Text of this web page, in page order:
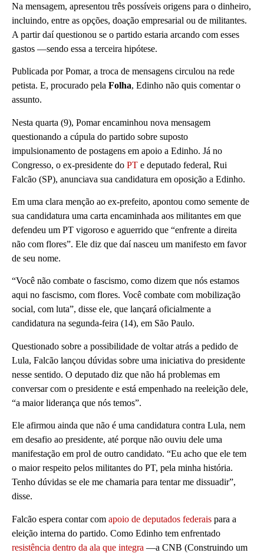
Na mensagem, apresentou três possíveis origens para o dinheiro,
incluindo, entre as opções, doação empresarial ou de militantes.
A partir daí questionou se o partido estaria arcando com esses
gastos —sendo essa a terceira hipótese.
Publicada por Pomar, a troca de mensagens circulou na rede
petista. E, procurado pela Folha, Edinho não quis comentar o
assunto.
Nesta quarta (9), Pomar encaminhou nova mensagem
questionando a cúpula do partido sobre suposto
impulsionamento de postagens em apoio a Edinho. Já no
Congresso, o ex-presidente do PT e deputado federal, Rui
Falcão (SP), anunciava sua candidatura em oposição a Edinho.
Em uma clara menção ao ex-prefeito, apontou como semente de
sua candidatura uma carta encaminhada aos militantes em que
defendeu um PT vigoroso e aguerrido que “enfrente a direita
não com flores”. Ele diz que daí nasceu um manifesto em favor
de seu nome.
“Você não combate o fascismo, como dizem que nós estamos
aqui no fascismo, com flores. Você combate com mobilização
social, com luta”, disse ele, que lançará oficialmente a
candidatura na segunda-feira (14), em São Paulo.
Questionado sobre a possibilidade de voltar atrás a pedido de
Lula, Falcão lançou dúvidas sobre uma iniciativa do presidente
nesse sentido. O deputado diz que não há problemas em
conversar com o presidente e está empenhado na reeleição dele,
“a maior liderança que nós temos”.
Ele afirmou ainda que não é uma candidatura contra Lula, nem
em desafio ao presidente, até porque não ouviu dele uma
manifestação em prol de outro candidato. “Eu acho que ele tem
o maior respeito pelos militantes do PT, pela minha história.
Tenho dúvidas se ele me chamaria para tentar me dissuadir”,
disse.
Falcão espera contar com apoio de deputados federais para a
eleição interna do partido. Como Edinho tem enfrentado
resistência dentro da ala que integra —a CNB (Construindo um